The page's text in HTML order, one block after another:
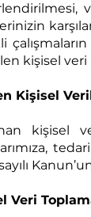
kişisel veri
Kişisel
kişisel
Veri